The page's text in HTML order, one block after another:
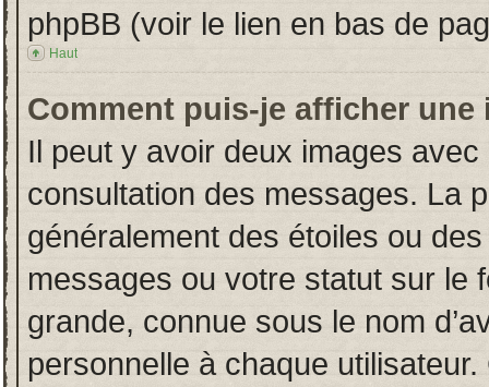
phpBB (voir le lien en bas de
Haut
Comment puis-je afficher une
Il peut y avoir deux images
consultation des messages. La
généralement des étoiles ou
messages ou votre statut sur le
grande, connue sous le nom
personnelle à chaque utilisateur.